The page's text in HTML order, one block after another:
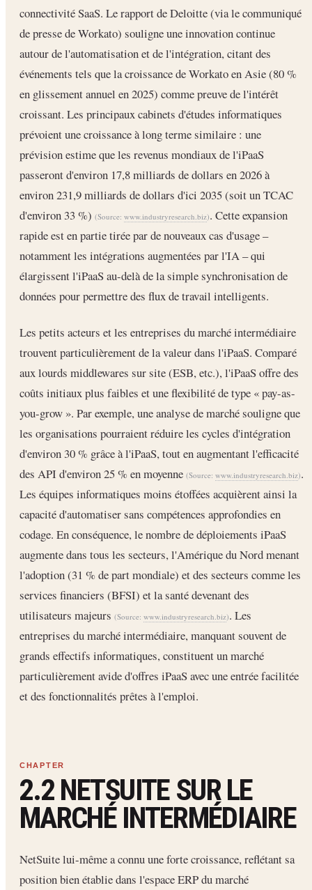
connectivité SaaS. Le rapport de Deloitte (via le communiqué
de presse de Workato) souligne une innovation continue
autour de l'automatisation et de l'intégration, citant des
événements tels que la croissance de Workato en Asie (80 %
en glissement annuel en 2025) comme preuve de l'intérêt
croissant. Les principaux cabinets d'études informatiques
prévoient une croissance à long terme similaire : une
prévision estime que les revenus mondiaux de l'iPaaS
passeront d'environ 17,8 milliards de dollars en 2026 à
environ 231,9 milliards de dollars d'ici 2035 (soit un TCAC
d'environ 33 %) (Source: www.industryresearch.biz). Cette expansion
rapide est en partie tirée par de nouveaux cas d'usage –
notamment les intégrations augmentées par l'IA – qui
élargissent l'iPaaS au-delà de la simple synchronisation de
données pour permettre des flux de travail intelligents.
Les petits acteurs et les entreprises du marché intermédiaire
trouvent particulièrement de la valeur dans l'iPaaS. Comparé
aux lourds middlewares sur site (ESB, etc.), l'iPaaS offre des
coûts initiaux plus faibles et une flexibilité de type « pay-as-
you-grow ». Par exemple, une analyse de marché souligne que
les organisations pourraient réduire les cycles d'intégration
d'environ 30 % grâce à l'iPaaS, tout en augmentant l'efficacité
des API d'environ 25 % en moyenne (Source: www.industryresearch.biz).
Les équipes informatiques moins étoffées acquièrent ainsi la
capacité d'automatiser sans compétences approfondies en
codage. En conséquence, le nombre de déploiements iPaaS
augmente dans tous les secteurs, l'Amérique du Nord menant
l'adoption (31 % de part mondiale) et des secteurs comme les
services financiers (BFSI) et la santé devenant des
utilisateurs majeurs (Source: www.industryresearch.biz). Les
entreprises du marché intermédiaire, manquant souvent de
grands effectifs informatiques, constituent un marché
particulièrement avide d'offres iPaaS avec une entrée facilitée
et des fonctionnalités prêtes à l'emploi.
2.2 NETSUITE SUR LE
MARCHÉ INTERMÉDIAIRE
NetSuite lui-même a connu une forte croissance, reflétant sa
position bien établie dans l'espace ERP du marché